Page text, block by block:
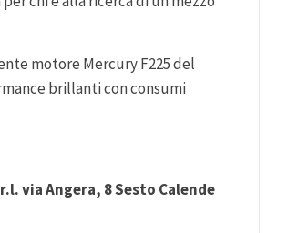
motore Mercury F225 del
brillanti con consumi
via Angera, 8 Sesto Calende